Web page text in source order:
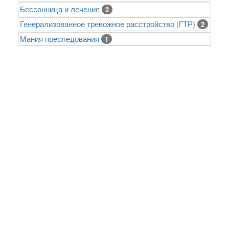
Бессонница и лечение 2
Генерализованное тревожное расстройство (ГТР) 2
Mания преследования 1